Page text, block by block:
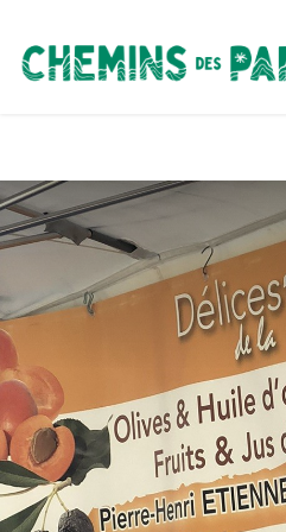
Chemins des